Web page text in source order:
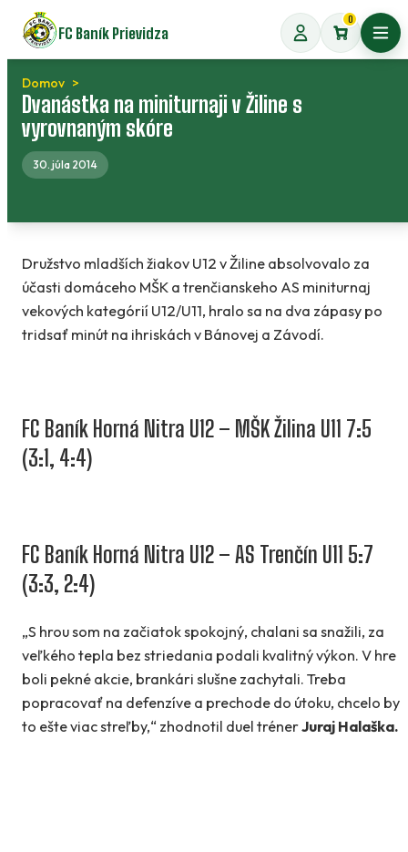
Preskočiť
na
obsah
FC Baník Prievidza
0
Domov
Dvanástka na miniturnaji v Žiline s
vyrovnaným skóre
30. júla 2014
Družstvo mladších žiakov U12 v Žiline absolvovalo za
účasti domáceho MŠK a trenčianskeho AS miniturnaj
vekových kategórií U12/U11, hralo sa na dva zápasy po
tridsať minút na ihriskách v Bánovej a Závodí.
FC Baník Horná Nitra U12 – MŠK Žilina U11 7:5
(3:1, 4:4)
FC Baník Horná Nitra U12 – AS Trenčín U11 5:7
(3:3, 2:4)
„S hrou som na začiatok spokojný, chalani sa snažili, za
veľkého tepla bez striedania podali kvalitný výkon. V hre
boli pekné akcie, brankári slušne zachytali. Treba
popracovať na defenzíve a prechode do útoku, chcelo by
to ešte viac streľby,“ zhodnotil duel trénerJuraj Halaška.